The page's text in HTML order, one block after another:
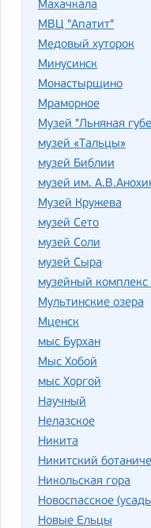
Махачкала
МВЦ "Апатит"
Медовый хуторок
Минусинск
Монастырщино
Мраморное
Музей "Льняная
музей «Тальцы»
музей Библии
музей им.
Музей Кружева
музей Сето
музей Соли
музей Сыра
музейный комплекс
Мультинские озера
Мценск
мыс Бурхан
Мыс Хобой
мыс Хоргой
Научный
Нелазское
Никита
Никитский
Никольская гора
Новоспасское
Новые Ельцы